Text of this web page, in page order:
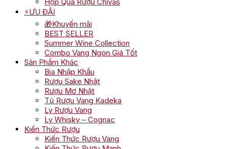
⚡ƯU ĐÃI
🎁Khuyến mãi
BEST SELLER
Summer Wine Collection
Combo Vang Ngon Giá Tốt
Sản Phẩm Khác
Bia Nhập Khẩu
Rượu Sake Nhật
Rượu Mơ Nhật
Tủ Rượu Vang Kadeka
Ly Rượu Vang
Ly Whisky – Cognac
Kiến Thức Rượu
Kiến Thức Rượu Vang